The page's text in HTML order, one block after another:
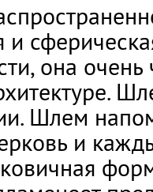
она очень
Шлем
и